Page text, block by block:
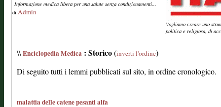
Informazione medica libera per una salute senza condizionamenti...
di Admin
Vogliamo creare uno
politica e religiosa, di
\\Enciclopedia Medica : Storico(inverti l'ordine)
Di seguito tutti i lemmi pubblicati sul sito, in ordine cronologico.
malattia delle catene pesanti alfa